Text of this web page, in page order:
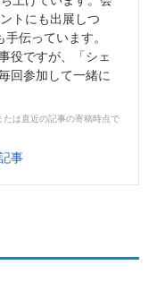
トにも出展しつ
伝っています。
役ですが、「シェ
回参加して一緒に
は直近の記事の寄稿時点で
事